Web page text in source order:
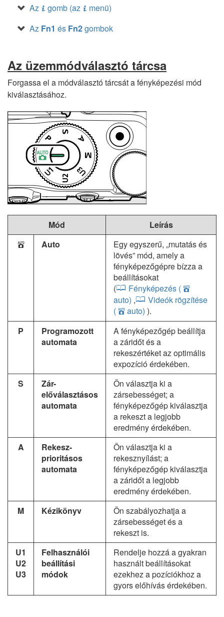
Az i gomb (az i menü)
Az Fn1 és Fn2gombok
Az üzemmódválasztó tárcsa
Forgassa el a módválasztó tárcsát a fényképezési mód
kiválasztásához.
Mód Leírás
b Auto
Egy egyszerű, „mutatás és
lövés” mód, amely a
fényképezőgépre bízza a
beállításokat
(
Fényképezés (b
auto) ,
Videók rögzítése
( b auto) ).
P
Programozott
automata
A fényképezőgép beállítja
a záridőt és a
rekeszértéket az optimális
expozíció érdekében.
S
Zár-
előválasztásos
automata
Ön választja ki a
zársebességet; a
fényképezőgép kiválasztja
a rekeszt a legjobb
eredmény érdekében.
A
Rekesz-
prioritásos
automata
Ön választja ki a
rekesznyílást; a
fényképezőgép kiválasztja
a záridőt a legjobb
eredmény érdekében.
M
Kézikönyv
Ön szabályozhatja a
zársebességet és a
rekeszt is.
U1
U2
U3
Felhasználói
beállítási
módok
Rendelje hozzá a gyakran
használt beállításokat
ezekhez a pozíciókhoz a
gyors előhívás érdekében.